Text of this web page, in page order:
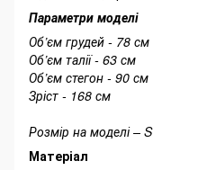
Параметри моделі
Об’єм грудей - 78 см
Об’єм талії - 63 см
Об’єм стегон - 90 см
Зріст - 168 см
Розмір на моделі – S
Матеріал